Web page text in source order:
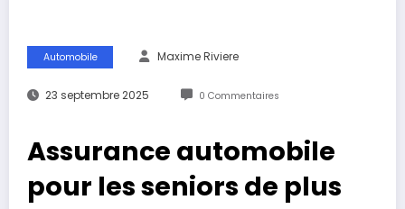
Automobile Maxime Riviere
23 septembre 2025 0 Commentaires
Assurance automobile
pour les seniors de plus